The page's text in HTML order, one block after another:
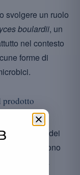
svolgere un ruolo
boulardii, un
nel contesto
forme di
prodotto
dei
che offrono
sulla